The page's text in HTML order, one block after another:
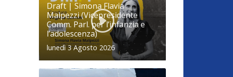
Draft | Simona Flavia
Malpezzi (Vicepresidente
Comm. Parl. per l’infanzia e
l’adolescenza)
lunedì 3 Agosto 2026